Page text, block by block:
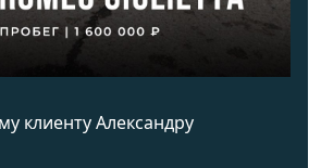
клиенту Александру